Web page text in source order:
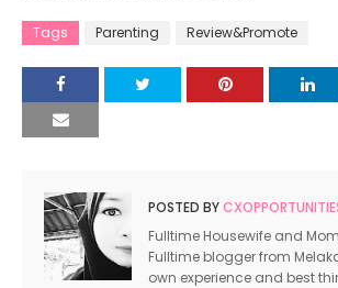
Tags Parenting Review&Promote
POSTED BY
Fulltime Housewife and
Fulltime blogger from
own experience and best